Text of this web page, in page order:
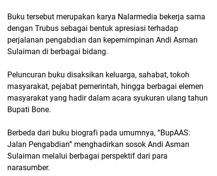
Buku tersebut merupakan karya Nalarmedia bekerja sama
dengan Trubus sebagai bentuk apresiasi terhadap
perjalanan pengabdian dan kepemimpinan Andi Asman
Sulaiman di berbagai bidang.
Peluncuran buku disaksikan keluarga, sahabat, tokoh
masyarakat, pejabat pemerintah, hingga berbagai elemen
masyarakat yang hadir dalam acara syukuran ulang tahun
Bupati Bone.
Berbeda dari buku biografi pada umumnya, “BupAAS:
Jalan Pengabdian” menghadirkan sosok Andi Asman
Sulaiman melalui berbagai perspektif dari para
narasumber.